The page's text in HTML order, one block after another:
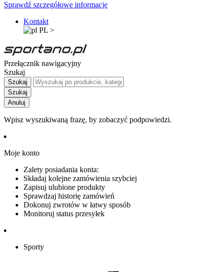
Sprawdź szczegółowe informacje
Kontakt
PL >
Przełącznik nawigacyjny
Szukaj
Szukaj
Szukaj
Anuluj
Wpisz wyszukiwaną frazę, by zobaczyć podpowiedzi.
Moje konto
Zalety posiadania konta:
Składaj kolejne zamówienia szybciej
Zapisuj ulubione produkty
Sprawdzaj historię zamówień
Dokonuj zwrotów w łatwy sposób
Monitoruj status przesyłek
Sporty